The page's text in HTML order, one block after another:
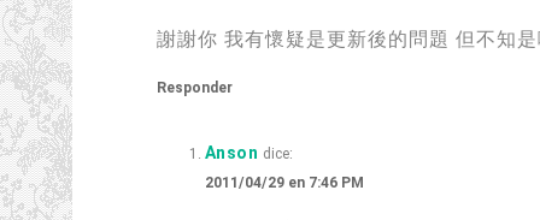
謝謝你 我有懷疑是更新後的問題 但不知
Responder
Anson dice:
2011/04/29 en 7:46 PM